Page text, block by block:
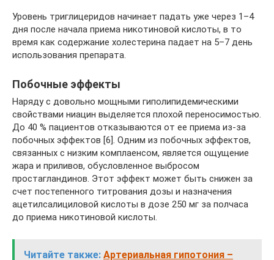
Уровень триглицеридов начинает падать уже через 1–4
дня после начала приема никотиновой кислоты, в то
время как содержание холестерина падает на 5–7 день
использования препарата.
Побочные эффекты
Наряду с довольно мощными гиполипидемическими
свойствами ниацин выделяется плохой переносимостью.
До 40 % пациентов отказываются от ее приема из‑за
побочных эффектов [6]. Одним из побочных эффектов,
связанных с низким комплаенсом, является ощущение
жара и приливов, обусловленное выбросом
простагландинов. Этот эффект может быть снижен за
счет постепенного титрования дозы и назначения
ацетилсалициловой кислоты в дозе 250 мг за полчаса
до приема никотиновой кислоты.
Читайте также: Артериальная гипотония –